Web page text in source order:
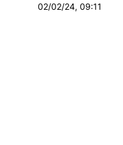
02/02/24, 09:11